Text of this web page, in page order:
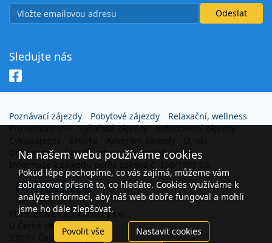
Sledujte nás
Poznávací zájezdy Pobytové zájezdy
Relaxační, wellness
Pro seniory 55+
Lyžařské zájezdy
Jednodenní zájezdy
Dokumenty
Zásady ochrany osobních údajů
Informace k zájezdu podle zákona č. 159/1999 Sb.
POHODOVÉ CESTOVÁNÍ s.r.o.
U Černé věže 26
370 01 České Budějovice
Na našem webu používáme cookies
Pokud lépe pochopíme, co vás zajímá, můžeme vám
zobrazovat přesně to, co hledáte. Cookies využíváme k
analýze informací, aby náš web dobře fungoval a mohli
jsme ho dále zlepšovat.
Povolit vše
Nastavit cookies